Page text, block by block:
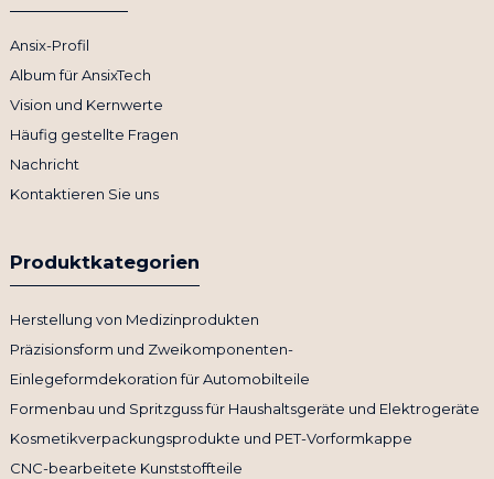
Ansix-Profil
Album für AnsixTech
Vision und Kernwerte
Häufig gestellte Fragen
Nachricht
Kontaktieren Sie uns
Produktkategorien
Herstellung von Medizinprodukten
Präzisionsform und Zweikomponenten-
Einlegeformdekoration für Automobilteile
Formenbau und Spritzguss für Haushaltsgeräte und Elektrogeräte
Kosmetikverpackungsprodukte und PET-Vorformkappe
CNC-bearbeitete Kunststoffteile